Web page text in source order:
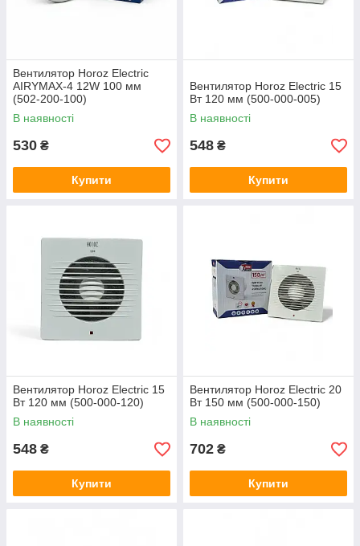
Вентилятор Horoz Electric
AIRYMAX-4 12W 100 мм
(502-200-100)
В наявності
530 ₴
Купити
Вентилятор Horoz Electric 15
Вт 120 мм (500-000-005)
В наявності
548 ₴
Купити
Вентилятор Horoz Electric 15
Вт 120 мм (500-000-120)
В наявності
548 ₴
Купити
Вентилятор Horoz Electric 20
Вт 150 мм (500-000-150)
В наявності
702 ₴
Купити